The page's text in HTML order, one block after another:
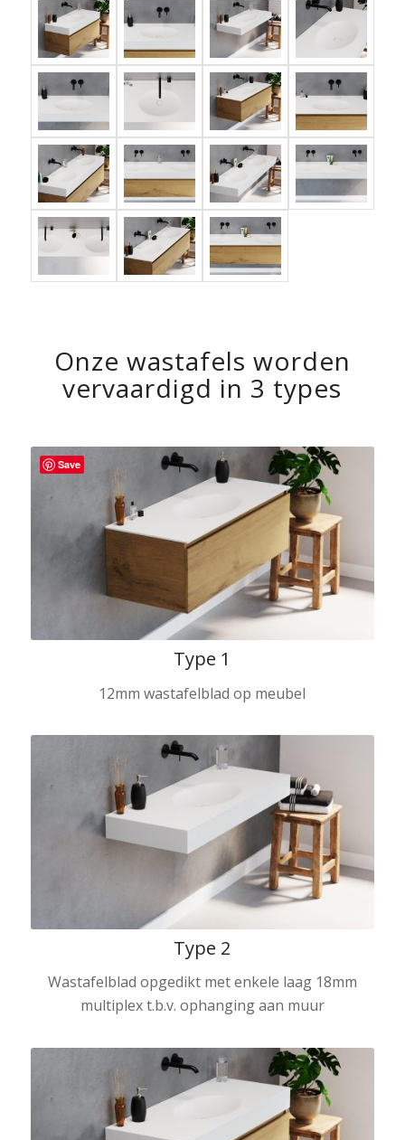
Onze wastafels worden
vervaardigd in 3 types
Type 1
12mm wastafelblad op meubel
Type 2
Wastafelblad opgedikt met enkele laag 18mm
multiplex t.b.v. ophanging aan muur
Save